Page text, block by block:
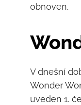
obnoven.
V dnešní
Wonder
uveden 1.